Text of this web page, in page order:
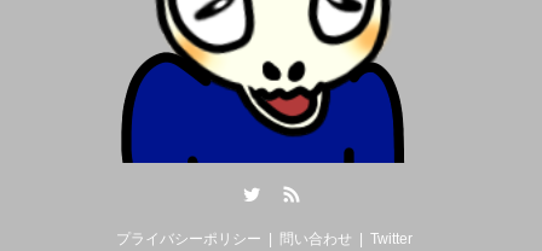
プライバシーポリシー 問い合わせ Twitter